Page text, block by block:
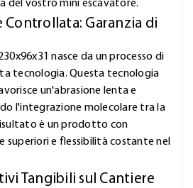
del vostro mini escavatore.
Controllata: Garanzia di
nasce da un processo di
tecnologia. Questa tecnologia
un'abrasione lenta e
l'integrazione molecolare tra la
è un prodotto con
superiori e flessibilità costante nel
Tangibili sul Cantiere